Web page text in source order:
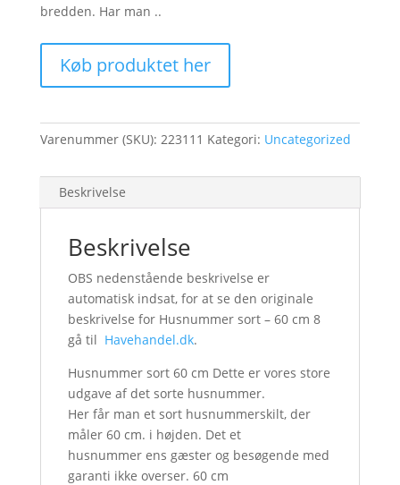
bredden. Har man ..
Køb produktet her
Varenummer (SKU): 223111 Kategori: Uncategorized
Beskrivelse
Beskrivelse
OBS nedenstående beskrivelse er
automatisk indsat, for at se den originale
beskrivelse for Husnummer sort – 60 cm 8
gå til Havehandel.dk.
Husnummer sort 60 cm Dette er vores store
udgave af det sorte husnummer.
Her får man et sort husnummerskilt, der
måler 60 cm. i højden. Det et
husnummer ens gæster og besøgende med
garanti ikke overser. 60 cm